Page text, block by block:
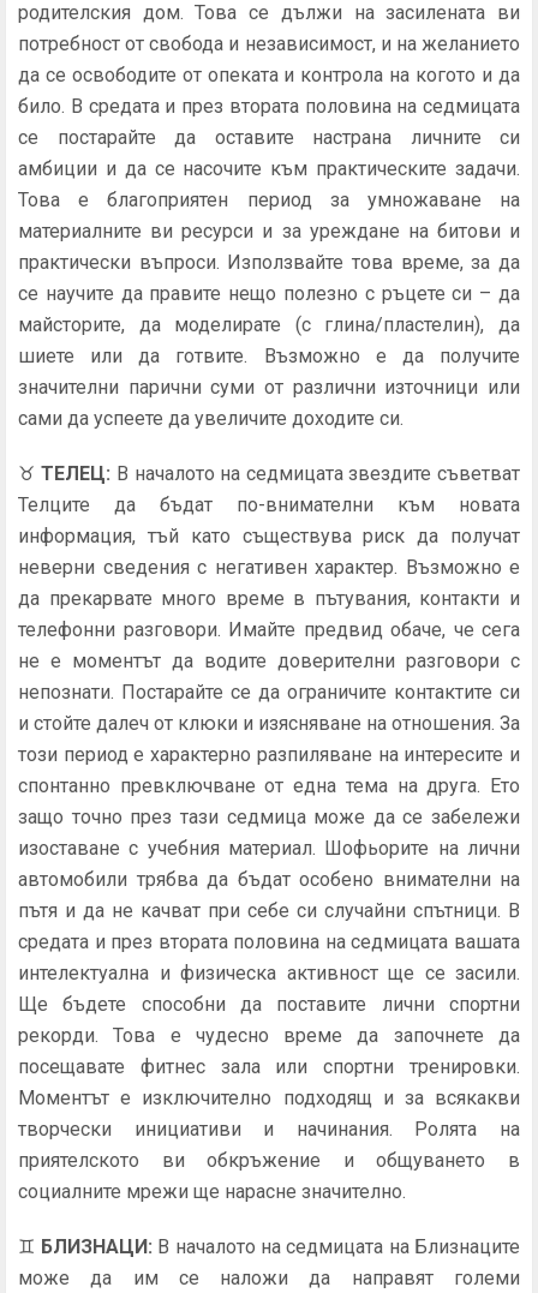
родителския дом. Това се дължи на засилената ви
потребност от свобода и независимост, и на желанието
да се освободите от опеката и контрола на когото и да
било. В средата и през втората половина на седмицата
се постарайте да оставите настрана личните си
амбиции и да се насочите към практическите задачи.
Това е благоприятен период за умножаване на
материалните ви ресурси и за уреждане на битови и
практически въпроси. Използвайте това време, за да
се научите да правите нещо полезно с ръцете си – да
майсторите, да моделирате (с глина/пластелин), да
шиете или да готвите. Възможно е да получите
значителни парични суми от различни източници или
сами да успеете да увеличите доходите си.
♉ТЕЛЕЦ: В началото на седмицата звездите съветват
Телците да бъдат по-внимателни към новата
информация, тъй като съществува риск да получат
неверни сведения с негативен характер. Възможно е
да прекарвате много време в пътувания, контакти и
телефонни разговори. Имайте предвид обаче, че сега
не е моментът да водите доверителни разговори с
непознати. Постарайте се да ограничите контактите си
и стойте далеч от клюки и изясняване на отношения. За
този период е характерно разпиляване на интересите и
спонтанно превключване от една тема на друга. Ето
защо точно през тази седмица може да се забележи
изоставане с учебния материал. Шофьорите на лични
автомобили трябва да бъдат особено внимателни на
пътя и да не качват при себе си случайни спътници. В
средата и през втората половина на седмицата вашата
интелектуална и физическа активност ще се засили.
Ще бъдете способни да поставите лични спортни
рекорди. Това е чудесно време да започнете да
посещавате фитнес зала или спортни тренировки.
Моментът е изключително подходящ и за всякакви
творчески инициативи и начинания. Ролята на
приятелското ви обкръжение и общуването в
социалните мрежи ще нарасне значително.
♊ БЛИЗНАЦИ: В началото на седмицата на Близнаците
може да им се наложи да направят големи